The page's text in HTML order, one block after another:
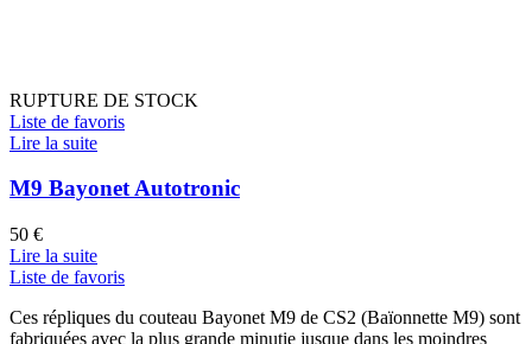
RUPTURE DE STOCK
Liste de favoris
Lire la suite
M9 Bayonet Autotronic
50 €
Lire la suite
Liste de favoris
Ces répliques du couteau Bayonet M9 de CS2 (Baïonnette M9) sont
fabriquées avec la plus grande minutie jusque dans les moindres